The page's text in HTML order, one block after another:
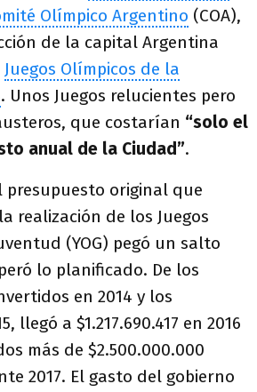
Olímpico Argentino (COA),
de la capital Argentina
Juegos Olímpicos de la
. Unos Juegos relucientes pero
que costarían “solo el
anual de la Ciudad”.
presupuesto original que
realización de los Juegos
(YOG) pegó un salto
lo planificado. De los
en 2014 y los
llegó a $1.217.690.417 en 2016
más de $2.500.000.000
2017. El gasto del gobierno